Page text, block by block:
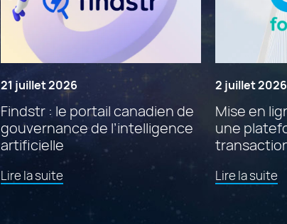
21 juillet 2026
Findstr : le portail canadien de
gouvernance de l’intelligence
artificielle
Lire la suitede
l'article
2 juillet 2026
Mise en
une
propulsée
ColdFusion
Lire la suitede
en